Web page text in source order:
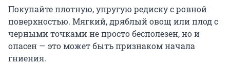
Покупайте плотную, упругую редиску с ровной
поверхностью. Мягкий, дряблый овощ или плод с
черными точками не просто бесполезен, но и
опасен — это может быть признаком начала
гниения.